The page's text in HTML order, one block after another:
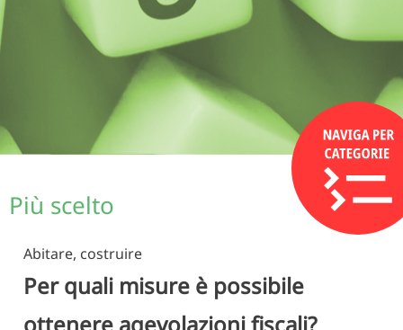
Più scelto
Abitare, costruire
Per quali misure è possibile